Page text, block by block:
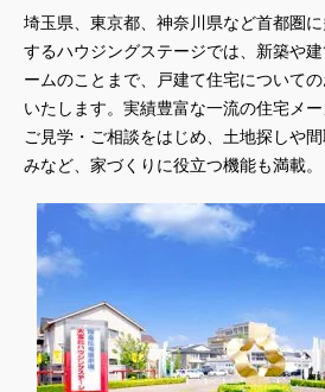
埼玉県、東京都、神奈川県など首都圏
するハウジングステージでは、新築や
ームのことまで、戸建て住宅について
いたします。実績豊富な一流の住宅メ
ご見学・ご相談をはじめ、土地探しや
みなど、家づくりに役立つ機能も満載。